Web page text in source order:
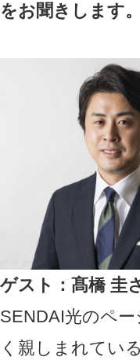
をお聞きします。
ゲスト：髙橋 圭
SENDAI光のペ
く親しまれてい